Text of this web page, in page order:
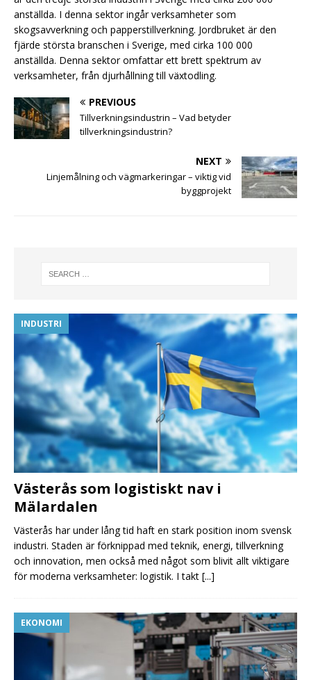
anställda. I denna sektor ingår verksamheter som
skogsavverkning och papperstillverkning. Jordbruket är den
fjärde största branschen i Sverige, med cirka 100 000
anställda. Denna sektor omfattar ett brett spektrum av
verksamheter, från djurhållning till växtodling.
PREVIOUS
Tillverkningsindustrin – Vad betyder
tillverkningsindustrin?
NEXT
Linjemålning och vägmarkeringar – viktig vid
byggprojekt
Västerås som logistiskt nav i
Mälardalen
INDUSTRI
Västerås har under lång tid haft en stark position inom svensk
industri. Staden är förknippad med teknik, energi, tillverkning
och innovation, men också med något som blivit allt viktigare
för moderna verksamheter: logistik. I takt [...]
EKONOMI